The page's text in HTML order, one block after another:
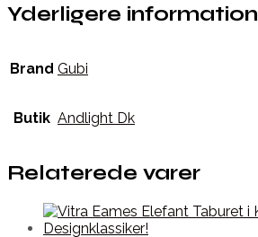
Yderligere information
Brand Gubi
Butik Andlight Dk
Relaterede varer